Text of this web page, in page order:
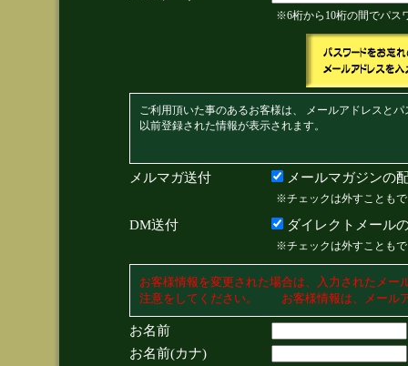
※6桁から10桁の間でパス
ご利用頂いた事のあるお客様は、 メールアドレスと
以前登録された情報が表示されます。
メルマガ送付 メールマガジンの
※チェックは外すことも
DM送付 ダイレクトメール
※チェックは外すことも
お客様情報を変更された場合は、入力されたメ
注意をしてください。 お客様情報は、メール
お名前
お名前(カナ)